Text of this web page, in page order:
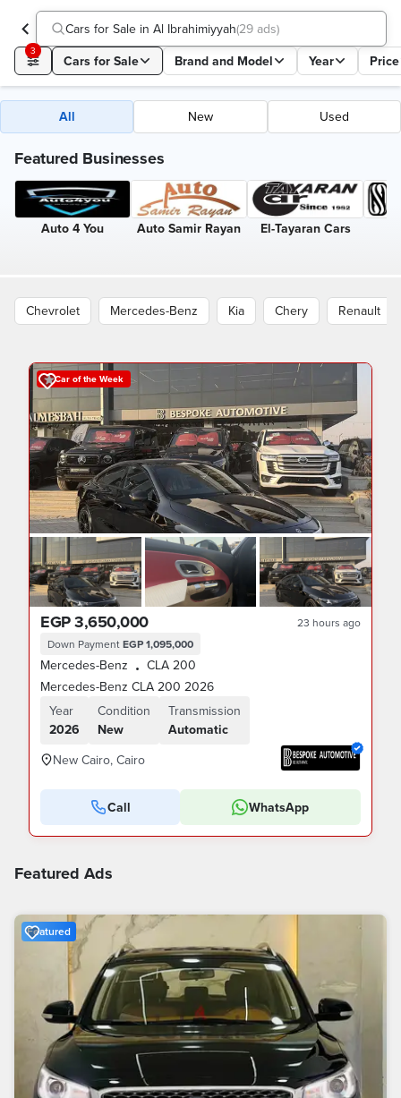
Cars for Sale in Al Ibrahimiyyah(29 ads)
3
Cars for Sale Brand and Model Year Price
All New Used
Featured Businesses
Auto 4 You Auto Samir Rayan El-Tayaran Cars
Chevrolet Mercedes-Benz Kia Chery Renault
Car of the Week
EGP 3,650,000
Down PaymentEGP 1,095,000
23 hours ago
Mercedes-Benz • CLA 200
Mercedes-Benz CLA 200 2026
Year
2026
Condition
New
Transmission
Automatic
New Cairo, Cairo
Call WhatsApp
Featured Ads
Featured